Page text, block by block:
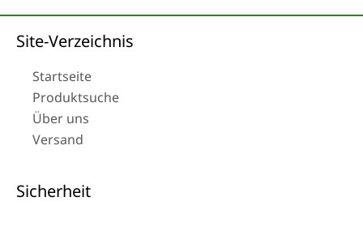
Site-Verzeichnis
Startseite
Produktsuche
Über uns
Versand
Sicherheit